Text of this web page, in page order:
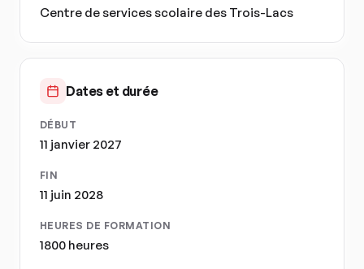
Centre de services scolaire des Trois-Lacs
Dates et durée
DÉBUT
11 janvier 2027
FIN
11 juin 2028
HEURES DE FORMATION
1800 heures